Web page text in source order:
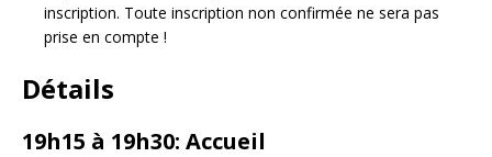
inscription. Toute inscription non confirmée ne sera pas
prise en compte !
Détails
19h15 à 19h30: Accueil